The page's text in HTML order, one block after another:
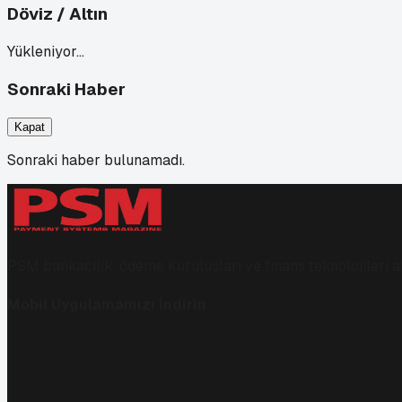
Döviz / Altın
Yükleniyor…
Sonraki Haber
Kapat
Sonraki haber bulunamadı.